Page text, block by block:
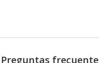
Beneficios Clave
Monitoreo en tiempo real que
Preguntas